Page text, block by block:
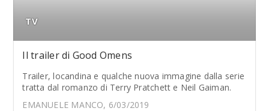
TV
Il trailer di Good Omens
Trailer, locandina e qualche nuova immagine dalla serie
tratta dal romanzo di Terry Pratchett e Neil Gaiman.
EMANUELE MANCO, 6/03/2019